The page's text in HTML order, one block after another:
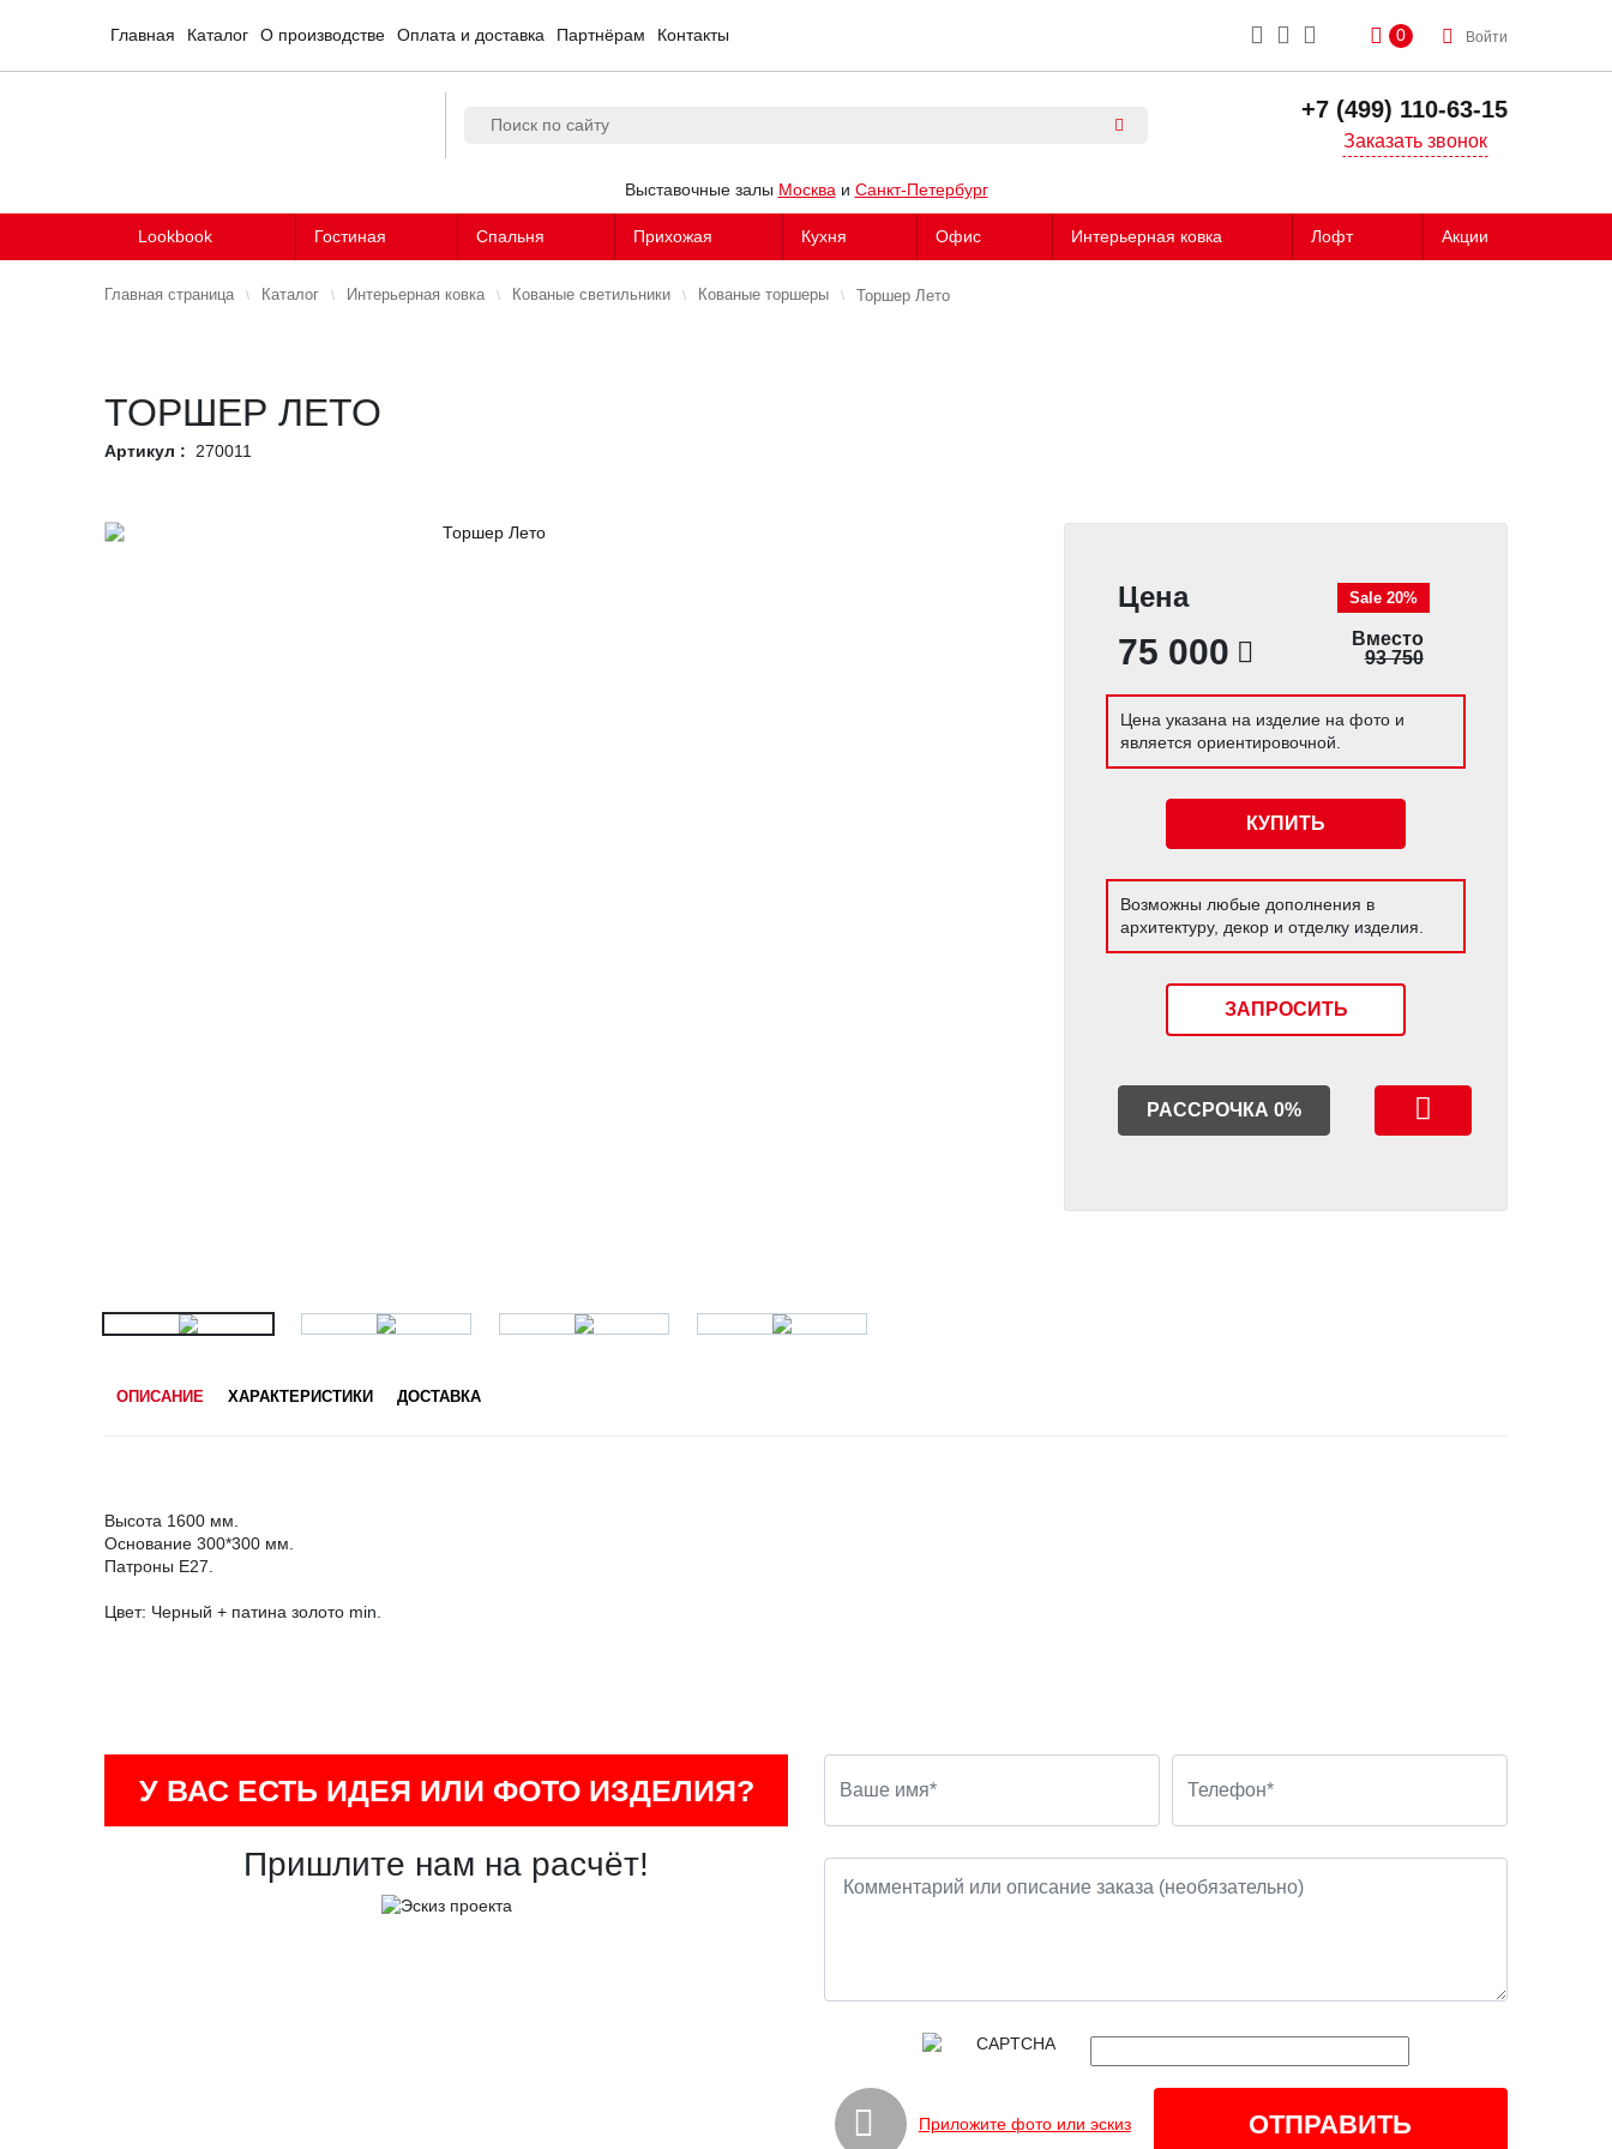
Главная Каталог О производстве Оплата и доставка Партнёрам Контакты 0 Войти
+7 (499) 110-63-15
Заказать звонок
Выставочные залы Москва и Санкт-Петербург
Lookbook Гостиная Спальня Прихожая Кухня Офис Интерьерная ковка Лофт Акции
Главная страница Каталог Интерьерная ковка Кованые светильники Кованые торшеры Торшер Лето
ТОРШЕР ЛЕТО
Артикул : 270011
Цена
75 000
Sale 20%
Вместо
93 750
Цена указана на изделие на фото и
является ориентировочной.
КУПИТЬ
Возможны любые дополнения в
архитектуру, декор и отделку изделия.
ЗАПРОСИТЬ
РАССРОЧКА 0%
ОПИСАНИЕ ХАРАКТЕРИСТИКИ ДОСТАВКА
Высота 1600 мм.
Основание 300*300 мм.
Патроны Е27.
Цвет: Черный + патина золото min.
У ВАС ЕСТЬ ИДЕЯ ИЛИ ФОТО ИЗДЕЛИЯ?
Пришлите нам на расчёт!
Приложите фото или эскиз